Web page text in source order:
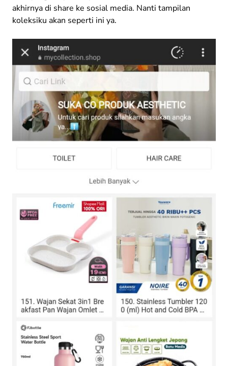
akhirnya di share ke sosial media. Nanti tampilan
koleksiku akan seperti ini ya.